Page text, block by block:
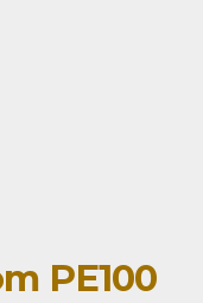
PE100